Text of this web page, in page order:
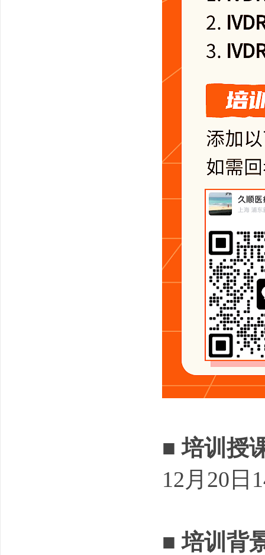
■培训授
12月20日
■培训背